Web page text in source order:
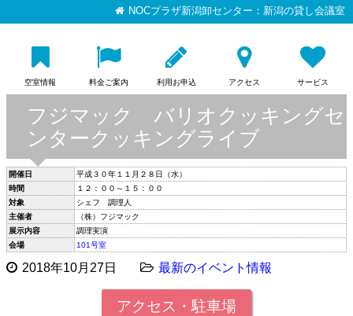
NOCプラザ新潟卸センター：新潟の貸し会議室
空室情報 料金ご案内 利用お申込 アクセス サービス
フジマック バリオクッキングセ
ンタークッキングライブ
開催日
平成３０年１１月２８日（水）
時間
１２：００～１５：００
対象
シェフ 調理人
主催者
（株）フジマック
展示内容
調理実演
会場
101号室
2018年10月27日 最新のイベント情報
アクセス・駐車場